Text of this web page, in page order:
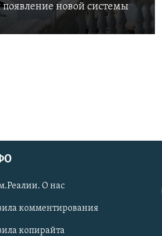
появление новой системы
О нас
комментирования
копирайта